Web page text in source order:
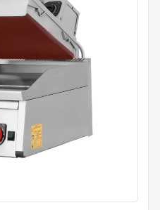
Hamburger grill
Høyhastighet pressgrill
400V